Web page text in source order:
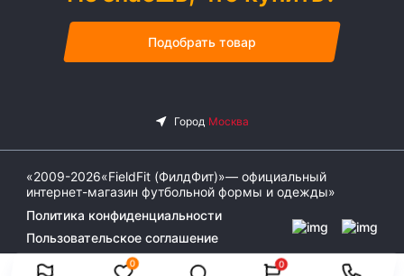
0 0
Подобрать товар
«2009-2026«FieldFit (ФилдФит)»— официальный
интернет-магазин футбольной формы и одежды»
Политика конфиденциальности
Пользовательское соглашение